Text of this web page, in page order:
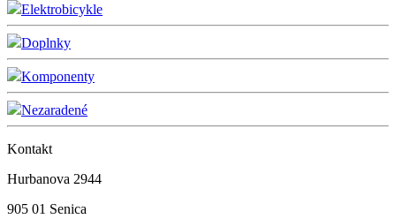
Elektrobicykle
Doplnky
Komponenty
Nezaradené
Kontakt
Hurbanova 2944
905 01 Senica